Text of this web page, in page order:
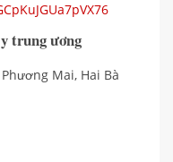
trung ương
Mai, Hai Bà